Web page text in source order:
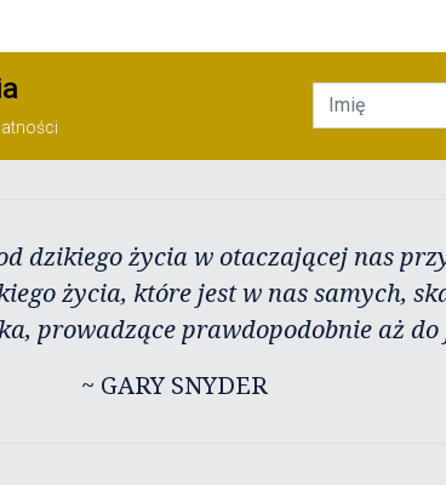
dzikiego życia w otaczającej nas
życia, które jest w nas samych,
prowadzące prawdopodobnie aż
~ GARY SNYDER